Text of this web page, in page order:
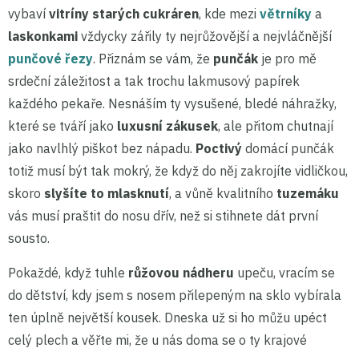
vybaví vitríny starých cukráren, kde mezi větrníky a
laskonkami vždycky zářily ty nejrůžovější a nejvláčnější
punčové řezy. Přiznám se vám, že punčák je pro mě
srdeční záležitost a tak trochu lakmusový papírek
každého pekaře. Nesnáším ty vysušené, bledé náhražky,
které se tváří jako luxusní zákusek, ale přitom chutnají
jako navlhlý piškot bez nápadu. Poctivý domácí punčák
totiž musí být tak mokrý, že když do něj zakrojíte vidličkou,
skoro slyšíte to mlasknutí, a vůně kvalitního tuzemáku
vás musí praštit do nosu dřív, než si stihnete dát první
sousto.
Pokaždé, když tuhle růžovou nádheru upeču, vracím se
do dětství, kdy jsem s nosem přilepeným na sklo vybírala
ten úplně největší kousek. Dneska už si ho můžu upéct
celý plech a věřte mi, že u nás doma se o ty krajové